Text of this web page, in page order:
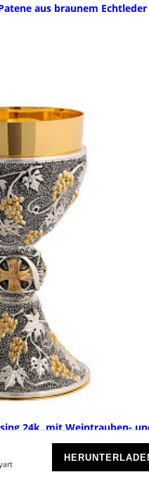
aus braunem
24k, mit Weintrauben-